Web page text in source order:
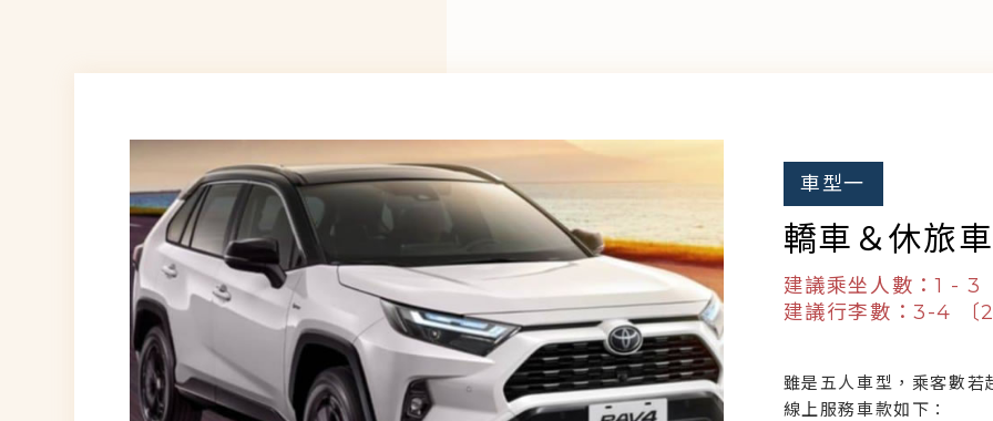
車型一
轎車＆休旅
建議乘坐人數：1 - 3
建議行李數：3-4 〔
雖是五人車型，乘客數
線上服務車款如下：